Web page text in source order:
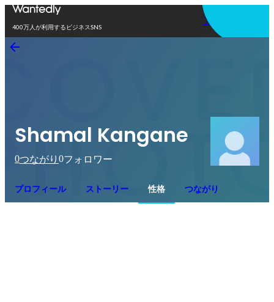
400万人が利用するビジネスSNS
アプリを使う
Shamal Kangane
0つながり 0フォロワー
プロフィール ストーリー 性格 つながり